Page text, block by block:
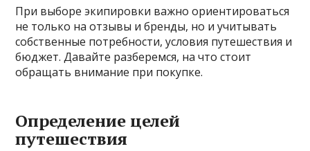
При выборе экипировки важно ориентироваться
не только на отзывы и бренды, но и учитывать
собственные потребности, условия путешествия и
бюджет. Давайте разберемся, на что стоит
обращать внимание при покупке.
Определение целей
путешествия